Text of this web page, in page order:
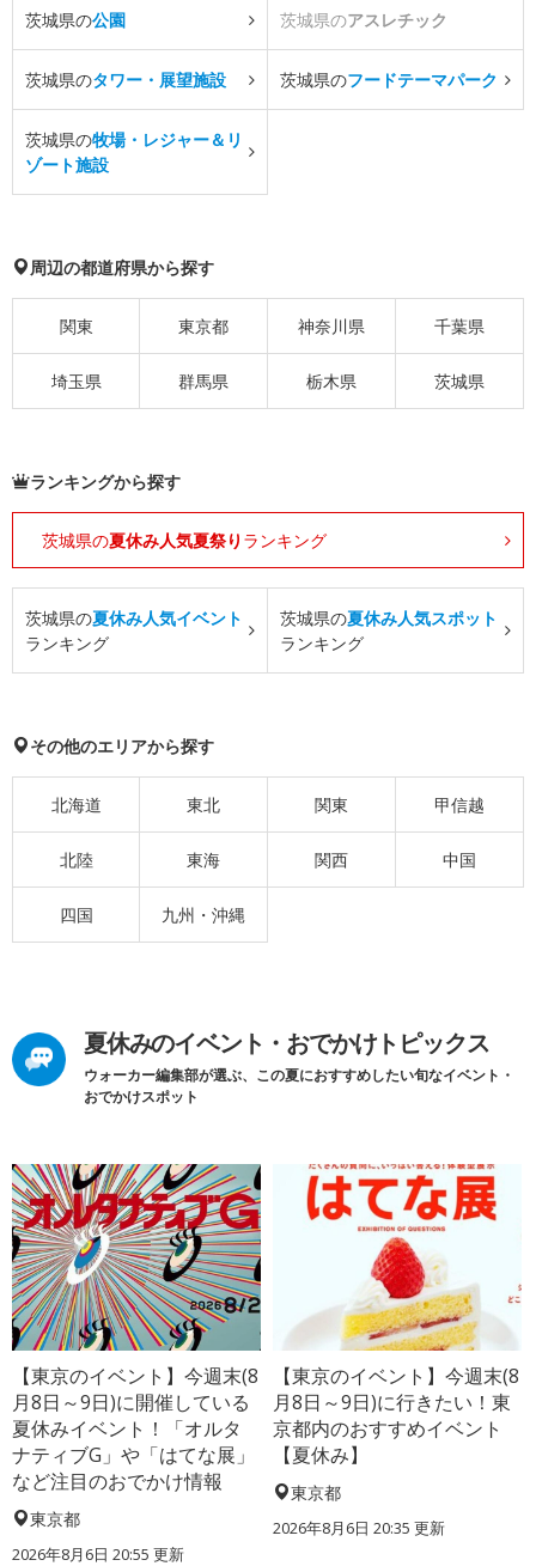
茨城県の公園 茨城県のアスレチック
茨城県のタワー・展望施設 茨城県のフードテーマパーク
茨城県の牧場・レジャー＆リ
ゾート施設
周辺の都道府県から探す
関東 東京都 神奈川県 千葉県
埼玉県 群馬県 栃木県 茨城県
ランキングから探す
茨城県の夏休み人気夏祭り ランキング
茨城県の夏休み人気イベント
ランキング
茨城県の夏休み人気スポット
ランキング
その他のエリアから探す
北海道 東北 関東 甲信越
北陸 東海 関西 中国
四国 九州・沖縄
夏休みのイベント・おでかけトピックス
ウォーカー編集部が選ぶ、この夏におすすめしたい旬なイベント・
おでかけスポット
【東京のイベント】今週末(8
月8日～9日)に開催している
夏休みイベント！「オルタ
ナティブG」や「はてな展」
など注目のおでかけ情報
東京都
2026年8月6日 20:55 更新
【東京のイベント】今週末(8
月8日～9日)に行きたい！東
京都内のおすすめイベント
【夏休み】
東京都
2026年8月6日 20:35 更新